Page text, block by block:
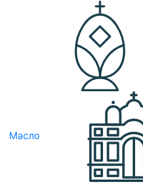
Масло